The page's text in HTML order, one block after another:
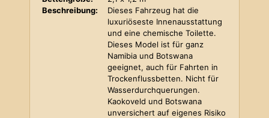
Beschreibung:
Dieses Fahrzeug hat die
luxuriöseste Innenausstattung
und eine chemische Toilette.
Dieses Model ist für ganz
Namibia und Botswana
geeignet, auch für Fahrten in
Trockenflussbetten. Nicht für
Wasserdurchquerungen.
Kaokoveld und Botswana
unversichert auf eigenes Risiko